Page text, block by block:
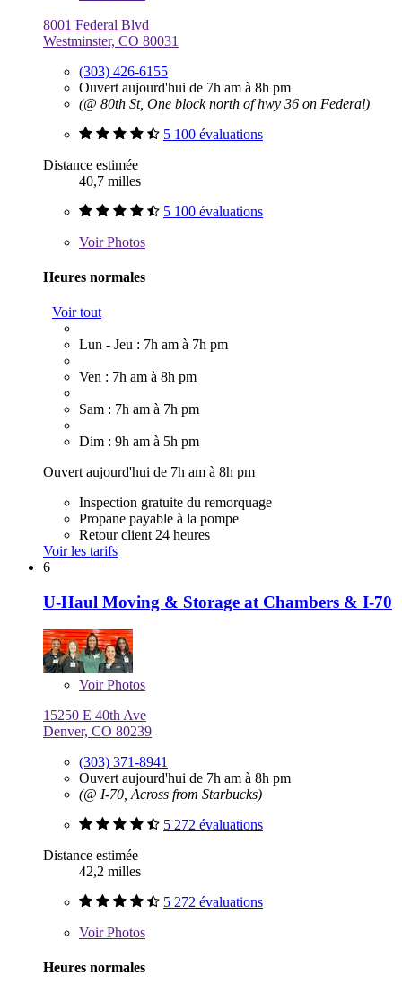
8001 Federal Blvd
Westminster, CO 80031
(303) 426-6155
Ouvert aujourd'hui de 7h am à 8h pm
(@ 80th St, One block north of hwy 36 on Federal)
5 100 évaluations
Distance estimée
40,7 milles
5 100 évaluations
VoirPhotos
Heures normales
Voir tout
Lun - Jeu : 7h am à 7h pm
Ven : 7h am à 8h pm
Sam : 7h am à 7h pm
Dim : 9h am à 5h pm
Ouvert aujourd'hui de 7h am à 8h pm
Inspection gratuite du remorquage
Propane payable à la pompe
Retour client 24 heures
Voir les tarifs
6
U-Haul Moving & Storage at Chambers & I-70
VoirPhotos
15250 E 40th Ave
Denver, CO 80239
(303) 371-8941
Ouvert aujourd'hui de 7h am à 8h pm
(@ I-70, Across from Starbucks)
5 272 évaluations
Distance estimée
42,2 milles
5 272 évaluations
VoirPhotos
Heures normales